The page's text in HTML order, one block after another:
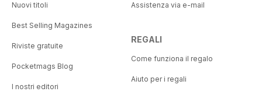
Nuovi titoli
Best Selling Magazines
Riviste gratuite
Pocketmags Blog
I nostri editori
Assistenza via e-mail
REGALI
Come funziona il regalo
Aiuto per i regali